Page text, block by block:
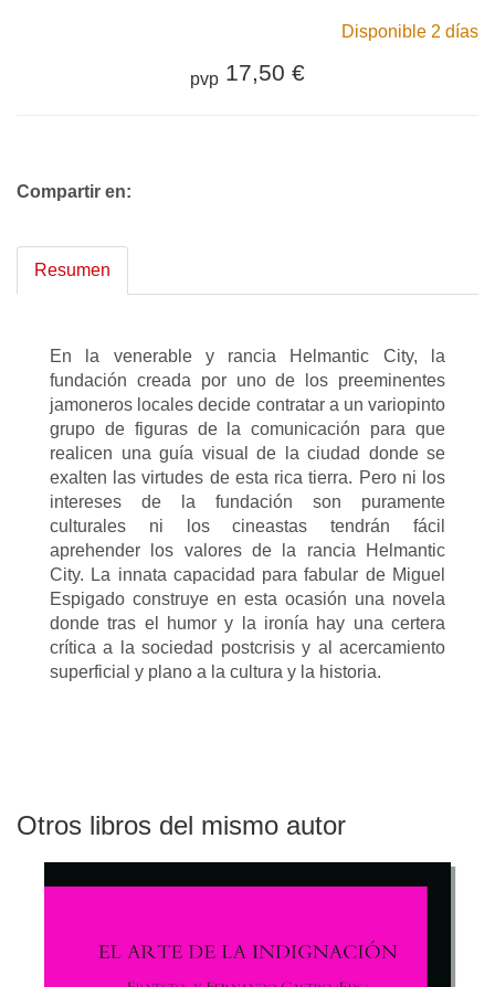
Disponible 2 días
pvp 17,50 €
Compartir en:
Resumen
En la venerable y rancia Helmantic City, la
fundación creada por uno de los preeminentes
jamoneros locales decide contratar a un variopinto
grupo de figuras de la comunicación para que
realicen una guía visual de la ciudad donde se
exalten las virtudes de esta rica tierra. Pero ni los
intereses de la fundación son puramente
culturales ni los cineastas tendrán fácil
aprehender los valores de la rancia Helmantic
City. La innata capacidad para fabular de Miguel
Espigado construye en esta ocasión una novela
donde tras el humor y la ironía hay una certera
crítica a la sociedad postcrisis y al acercamiento
superficial y plano a la cultura y la historia.
Otros libros del mismo autor